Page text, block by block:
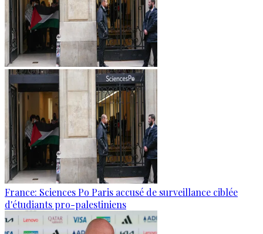
France: Sciences Po Paris accusé de surveillance ciblée
d'étudiants pro-palestiniens